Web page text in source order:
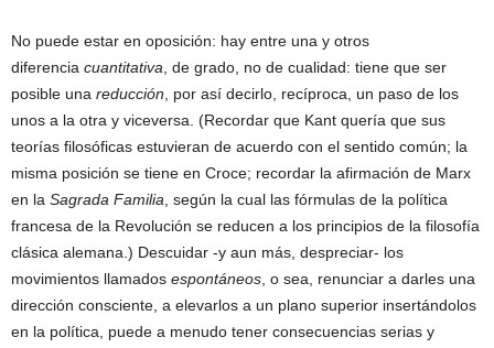
No puede estar en oposición: hay entre una y otros
diferencia cuantitativa , de grado, no de cualidad: tiene que ser
posible una reducción , por así decirlo, recíproca, un paso de los
unos a la otra y viceversa. (Recordar que Kant quería que sus
teorías filosóficas estuvieran de acuerdo con el sentido común; la
misma posición se tiene en Croce; recordar la afirmación de Marx
en la Sagrada Familia , según la cual las fórmulas de la política
francesa de la Revolución se reducen a los principios de la filosofía
clásica alemana.) Descuidar -y aun más, despreciar- los
movimientos llamados espontáneos , o sea, renunciar a darles una
dirección consciente, a elevarlos a un plano superior insertándolos
en la política, puede a menudo tener consecuencias serias y